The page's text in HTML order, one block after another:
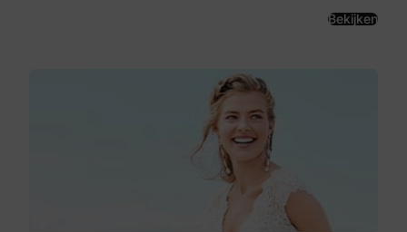
Bekijken